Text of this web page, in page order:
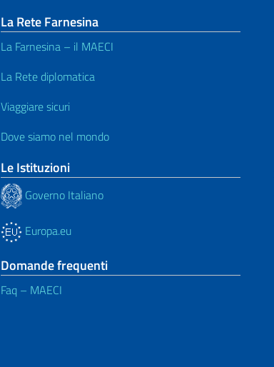
La Rete Farnesina
La Farnesina – il MAECI
La Rete diplomatica
Viaggiare sicuri
Dove siamo nel mondo
Le Istituzioni
Governo Italiano
Europa.eu
Domande frequenti
Faq – MAECI